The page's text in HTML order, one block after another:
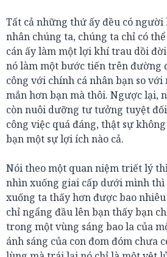
Tất cả những thứ ấy đều có
nhân chúng ta, chúng ta chỉ có
cán ấy làm một lợi khí trau dồi
nó làm một bước tiến trên đường
công với chính cá nhân bạn so
mắn hơn bạn mà thôi. Ngược lại,
còn nuôi dưỡng tư tưởng tuyệt
công việc quá đáng, thật sự
bạn một sự lợi ích nào cả.
Nói theo một quan niệm triết lý
nhìn xuống giai cấp dưới mình
xuống ta thấy hơn được bao
chỉ ngẩng đầu lên bạn thấy bạn
trong một vùng sáng bao la của
ánh sáng của con đom đóm chưa